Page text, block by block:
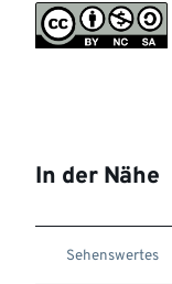
In der Nähe
Sehenswertes